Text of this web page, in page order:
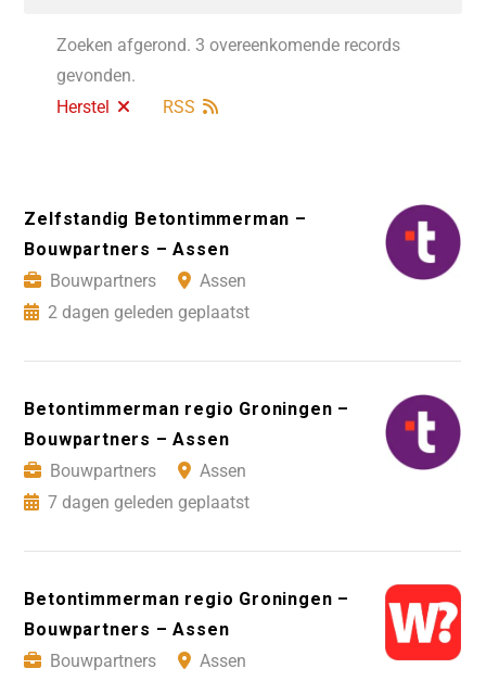
Zoeken afgerond. 3 overeenkomende records
gevonden.
Herstel
RSS
Zelfstandig Betontimmerman –
Bouwpartners – Assen
Bouwpartners
Assen
2 dagen geleden geplaatst
Betontimmerman regio Groningen –
Bouwpartners – Assen
Bouwpartners
Assen
7 dagen geleden geplaatst
Betontimmerman regio Groningen –
Bouwpartners – Assen
Bouwpartners
Assen